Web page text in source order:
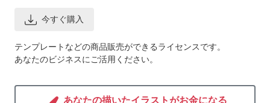
今すぐ購入
テンプレートなどの商品販売ができるライセンスです。
あなたのビジネスにご活用ください。
あなたの描いたイラストがお金になる